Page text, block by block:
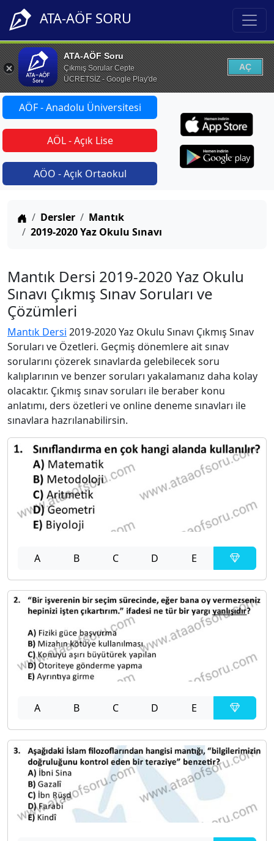
ATA-AÖF SORU
ATA-AÖF Soru
Çıkmış Sorular Cepte
ÜCRETSİZ - Google Play'de
AÇ
AÖF - Anadolu Üniversitesi
AÖL - Açık Lise
AÖO - Açık Ortaokul
Anasayfa
Dersler
Mantık
2019-2020 Yaz Okulu Sınavı
Mantık Dersi 2019-2020 Yaz Okulu
Sınavı Çıkmış Sınav Soruları ve
Çözümleri
Mantık Dersi 2019-2020 Yaz Okulu Sınavı Çıkmış Sınav
Soruları ve Özetleri. Geçmiş dönemlere ait sınav
sorularını çözerek sınavlarda gelebilecek soru
kalıplarının ve benzer soruları yakalamanız daha kolay
olacaktır. Çıkmış sınav soruları ile beraber konu
anlatımı, ders özetleri ve online deneme sınavları ile
sınavlara hazrılanabilirsin.
A B C D E
A B C D E